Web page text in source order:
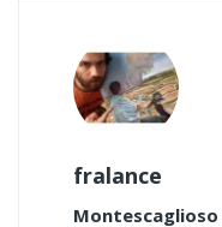
fralance
Montescaglioso